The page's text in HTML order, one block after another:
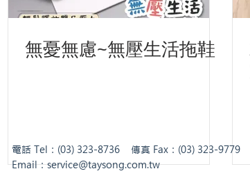
無憂無慮~無壓生活拖鞋
電話 Tel：(03) 323-8736 傳真 Fax：(03) 323-9779
Email：service@taysong.com.tw